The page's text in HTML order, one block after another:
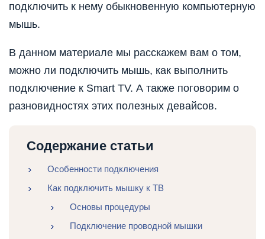
подключить к нему обыкновенную компьютерную
мышь.
В данном материале мы расскажем вам о том,
можно ли подключить мышь, как выполнить
подключение к Smart TV. А также поговорим о
разновидностях этих полезных девайсов.
Содержание статьи
Особенности подключения
Как подключить мышку к ТВ
Основы процедуры
Подключение проводной мышки